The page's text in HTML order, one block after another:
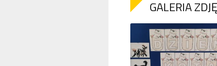
GALERIA